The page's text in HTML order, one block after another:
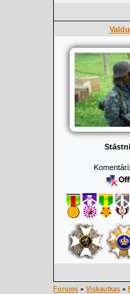
Komentāri:
Forums » Viskautkas »